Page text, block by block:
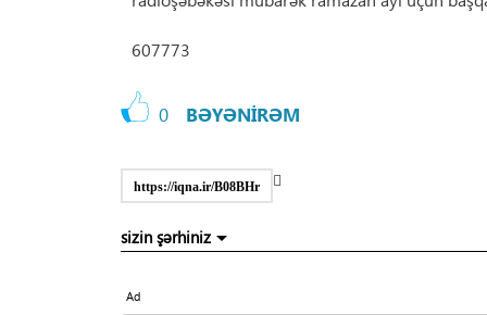
607773
0 BƏYƏNİRƏM
https://iqna.ir/B08BHr
sizin şərhiniz
Ad